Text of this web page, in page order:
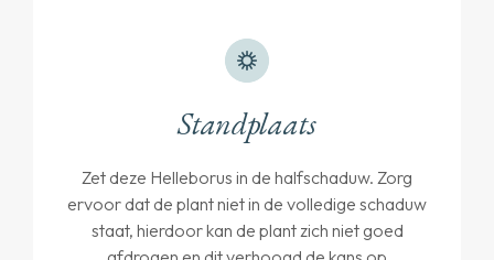
Standplaats
Zet deze Helleborus in de halfschaduw. Zorg
ervoor dat de plant niet in de volledige schaduw
staat, hierdoor kan de plant zich niet goed